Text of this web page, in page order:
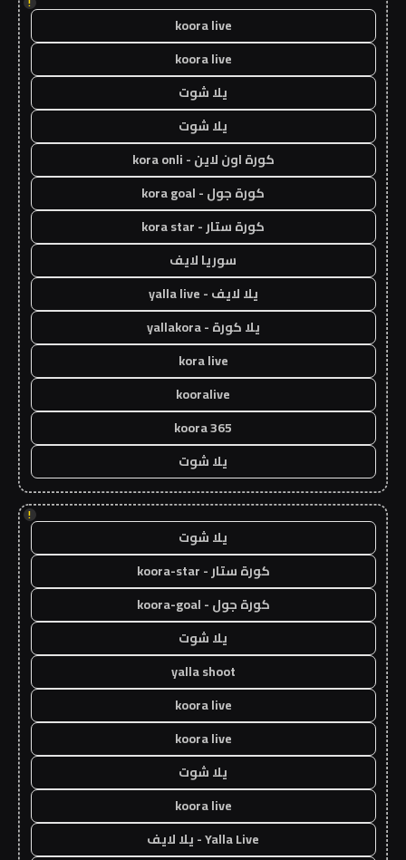
koora live
koora live
يلا شوت
يلا شوت
كورة اون لاين - kora onli
كورة جول - kora goal
كورة ستار - kora star
سوريا لايف
يلا لايف - yalla live
يلا كورة - yallakora
kora live
kooralive
koora 365
يلا شوت
!
يلا شوت
كورة ستار - koora-star
كورة جول - koora-goal
يلا شوت
yalla shoot
koora live
koora live
يلا شوت
koora live
Yalla Live - يلا لايف